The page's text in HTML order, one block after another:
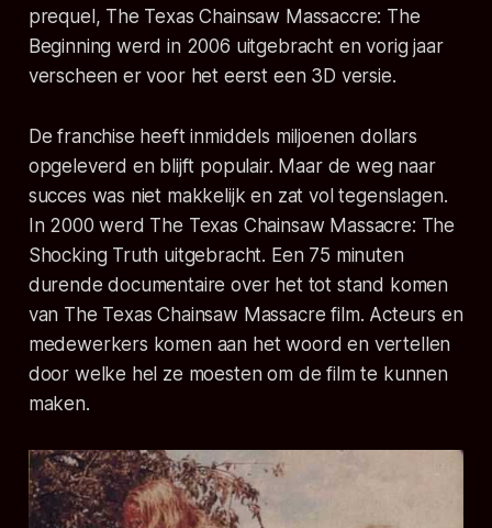
prequel, The Texas Chainsaw Massaccre: The
Beginning werd in 2006 uitgebracht en vorig jaar
verscheen er voor het eerst een 3D versie.
De franchise heeft inmiddels miljoenen dollars
opgeleverd en blijft populair. Maar de weg naar
succes was niet makkelijk en zat vol tegenslagen.
In 2000 werd The Texas Chainsaw Massacre: The
Shocking Truth uitgebracht. Een 75 minuten
durende documentaire over het tot stand komen
van The Texas Chainsaw Massacre film. Acteurs en
medewerkers komen aan het woord en vertellen
door welke hel ze moesten om de film te kunnen
maken.